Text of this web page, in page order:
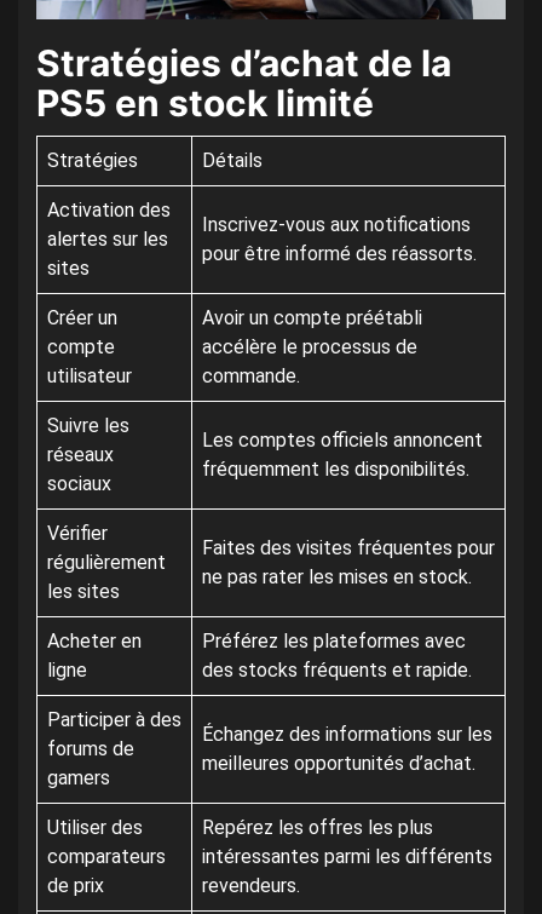
Stratégies d’achat de la
PS5 en stock limité
Stratégies Détails
Activation des
alertes sur les
sites
Inscrivez-vous aux notifications
pour être informé des réassorts.
Créer un
compte
utilisateur
Avoir un compte préétabli
accélère le processus de
commande.
Suivre les
réseaux
sociaux
Les comptes officiels annoncent
fréquemment les disponibilités.
Vérifier
régulièrement
les sites
Faites des visites fréquentes pour
ne pas rater les mises en stock.
Acheter en
ligne
Préférez les plateformes avec
des stocks fréquents et rapide.
Participer à des
forums de
gamers
Échangez des informations sur les
meilleures opportunités d’achat.
Utiliser des
comparateurs
de prix
Repérez les offres les plus
intéressantes parmi les différents
revendeurs.